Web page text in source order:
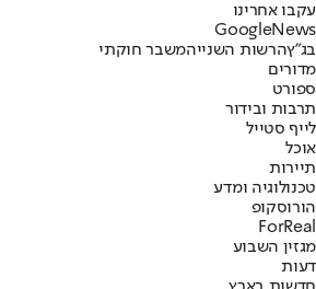
עקבו אחרינו
Googl eNews
בג"ץהרשות השנייהמשבר חוקתי
מדורים
ספורט
תרבות ובידור
לייף סטייל
אוכל
תיירות
טכנולוגיה ומדע
הורוסקופ
ForReal
מגזין השבוע
דעות